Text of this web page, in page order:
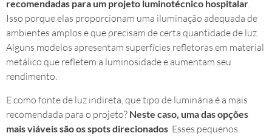
recomendadas para um projeto luminotécnico hospitalar
Isso porque elas proporcionam uma iluminação adequada de
ambientes amplos e que precisam de certa quantidade de luz.
Alguns modelos apresentam superfícies refletoras em material
metálico que refletem a luminosidade e aumentam seu
rendimento.
E como fonte de luz indireta, que tipo de luminária é a mais
recomendada para o projeto? Neste caso, uma das opções
mais viáveis são os spots direcionados . Esses pequenos